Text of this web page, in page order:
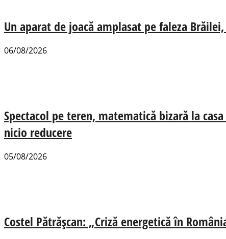
Un aparat de joacă amplasat pe faleza
06/08/2026
Spectacol pe teren, matematică bizară la
nicio reducere
05/08/2026
Costel Pătrășcan: „Criză energetică în